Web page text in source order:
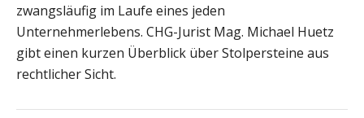
zwangsläufig im Laufe eines jeden
Unternehmerlebens. CHG-Jurist Mag. Michael Huetz
gibt einen kurzen Überblick über Stolpersteine aus
rechtlicher Sicht.